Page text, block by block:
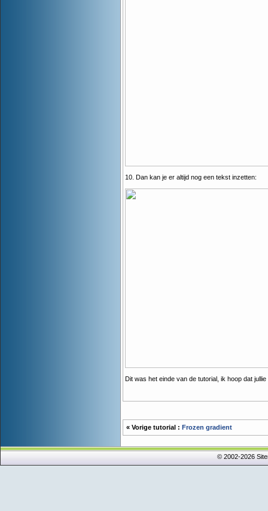
10. Dan kan je er altijd nog een tekst inzetten:
Dit was het einde van de tutorial, ik hoop dat
« Vorige tutorial : Frozen gradient
© 2002-2026